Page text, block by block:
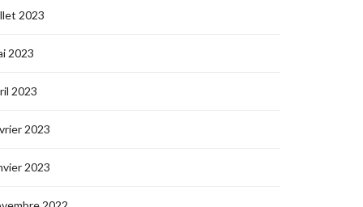
2023
2023
2023
2023
2023